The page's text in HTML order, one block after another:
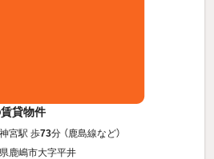
貸物件
宮駅 歩73分 （鹿島線など）
鹿嶋市大字平井